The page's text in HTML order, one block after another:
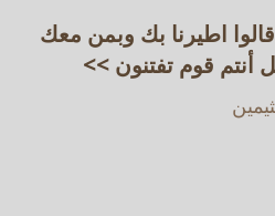
اطيرنا بك وبمن معك
أنتم قوم تفتنون >>